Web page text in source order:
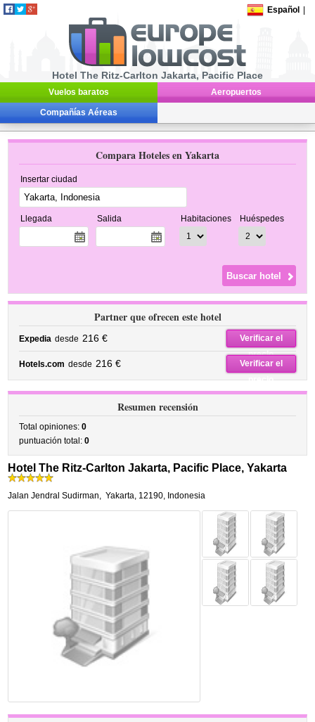
Español
Hotel The Ritz-Carlton Jakarta, Pacific Place
Vuelos baratos Aeropuertos
Compañías Aéreas
Compara Hoteles en Yakarta
Insertar ciudad
Llegada Salida Habitaciones Huéspedes
Partner que ofrecen este hotel
Expedia desde 216 €
Verificar el
precio
Hotels.com desde 216 €
Verificar el
precio
Resumen recensión
Total opiniones:0
puntuación total:0
Hotel The Ritz-Carlton Jakarta, Pacific Place, Yakarta
Jalan Jendral Sudirman, Yakarta, 12190, Indonesia